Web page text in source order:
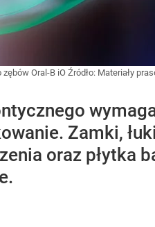
Oral-B iO Źródło: Materiały
Zamki,
oraz płytka